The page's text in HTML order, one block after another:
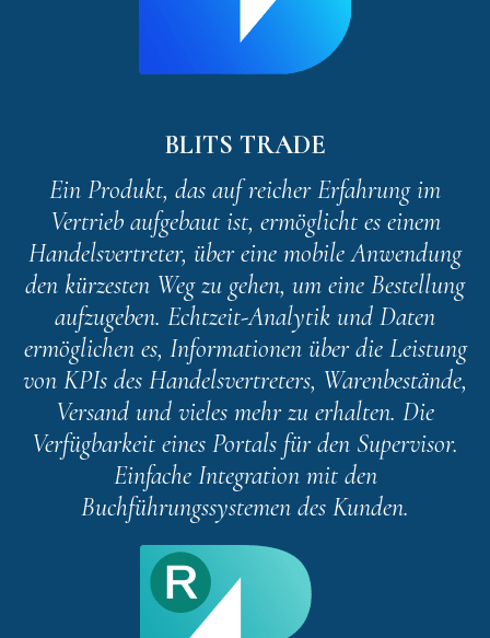
BLITS TRADE
Ein Produkt, das auf reicher Erfahrung im
Vertrieb aufgebaut ist, ermöglicht es einem
Handelsvertreter, über eine mobile Anwendung
den kürzesten Weg zu gehen, um eine Bestellung
aufzugeben. Echtzeit-Analytik und Daten
ermöglichen es, Informationen über die Leistung
von KPIs des Handelsvertreters, Warenbestände,
Versand und vieles mehr zu erhalten. Die
Verfügbarkeit eines Portals für den Supervisor.
Einfache Integration mit den
Buchführungssystemen des Kunden.